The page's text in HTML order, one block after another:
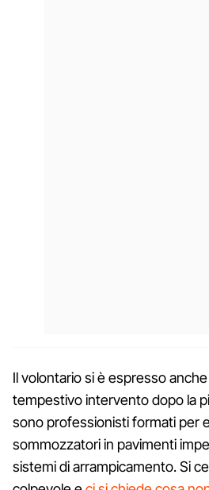
Il volontario si è espresso
tempestivo intervento dopo la
sono professionisti formati per
sommozzatori in pavimenti
sistemi di arrampicamento. Si